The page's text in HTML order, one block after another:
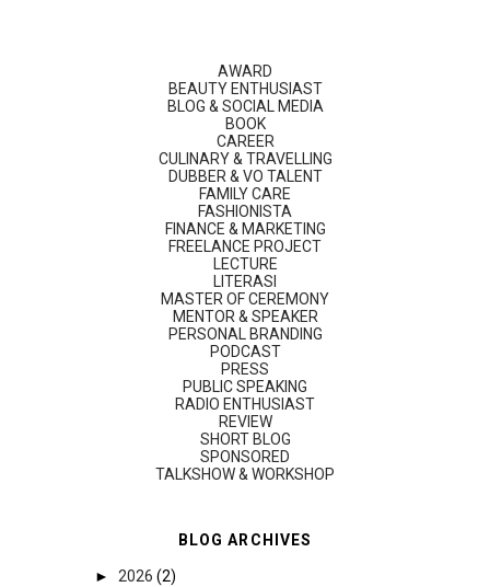
AWARD
BEAUTY ENTHUSIAST
BLOG & SOCIAL MEDIA
BOOK
CAREER
CULINARY & TRAVELLING
DUBBER & VO TALENT
FAMILY CARE
FASHIONISTA
FINANCE & MARKETING
FREELANCE PROJECT
LECTURE
LITERASI
MASTER OF CEREMONY
MENTOR & SPEAKER
PERSONAL BRANDING
PODCAST
PRESS
PUBLIC SPEAKING
RADIO ENTHUSIAST
REVIEW
SHORT BLOG
SPONSORED
TALKSHOW & WORKSHOP
BLOG ARCHIVES
►2026(2)